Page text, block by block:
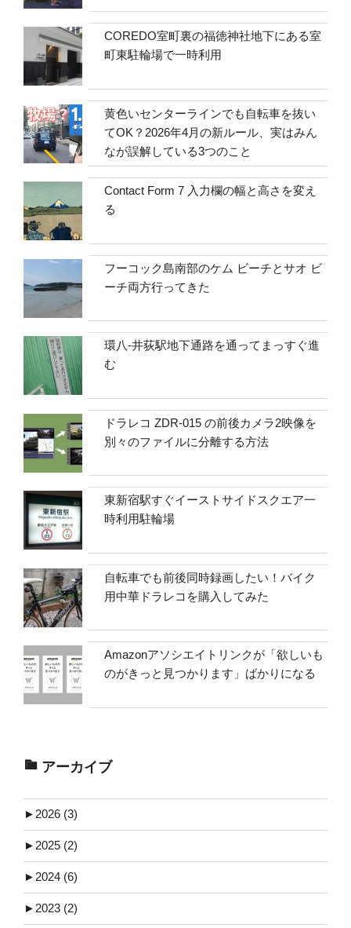
COREDO室町裏の福徳神社地下にある室
町東駐輪場で一時利用
黄色いセンターラインでも自転車を抜い
てOK？2026年4月の新ルール、実はみん
なが誤解している3つのこと
Contact Form 7 入力欄の幅と高さを変え
る
フーコック島南部のケム ビーチとサオ ビ
ーチ両方行ってきた
環八-井荻駅地下通路を通ってまっすぐ進
む
ドラレコ ZDR-015 の前後カメラ2映像を
別々のファイルに分離する方法
東新宿駅すぐイーストサイドスクエア一
時利用駐輪場
自転車でも前後同時録画したい！バイク
用中華ドラレコを購入してみた
Amazonアソシエイトリンクが「欲しいも
のがきっと見つかります」ばかりになる
アーカイブ
► 2026 (3)
► 2025 (2)
► 2024 (6)
► 2023 (2)